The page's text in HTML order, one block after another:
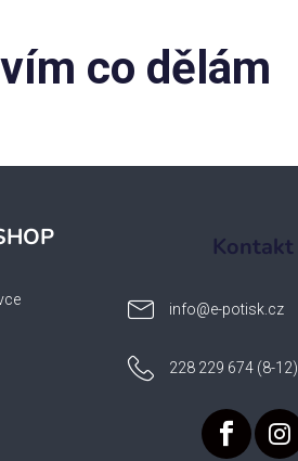
co dělám
Kontakt
info@e-potisk.cz
228 229 674 (8-12)